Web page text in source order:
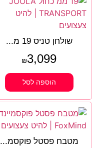
שולחן טניס 19 מ...
₪3,099
הוספה לסל
מטבח פסטל פוקסמ...